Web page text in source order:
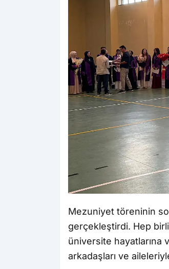
Mezuniyet töreninin
gerçekleştirdi. Hep
üniversite
arkadaşları ve